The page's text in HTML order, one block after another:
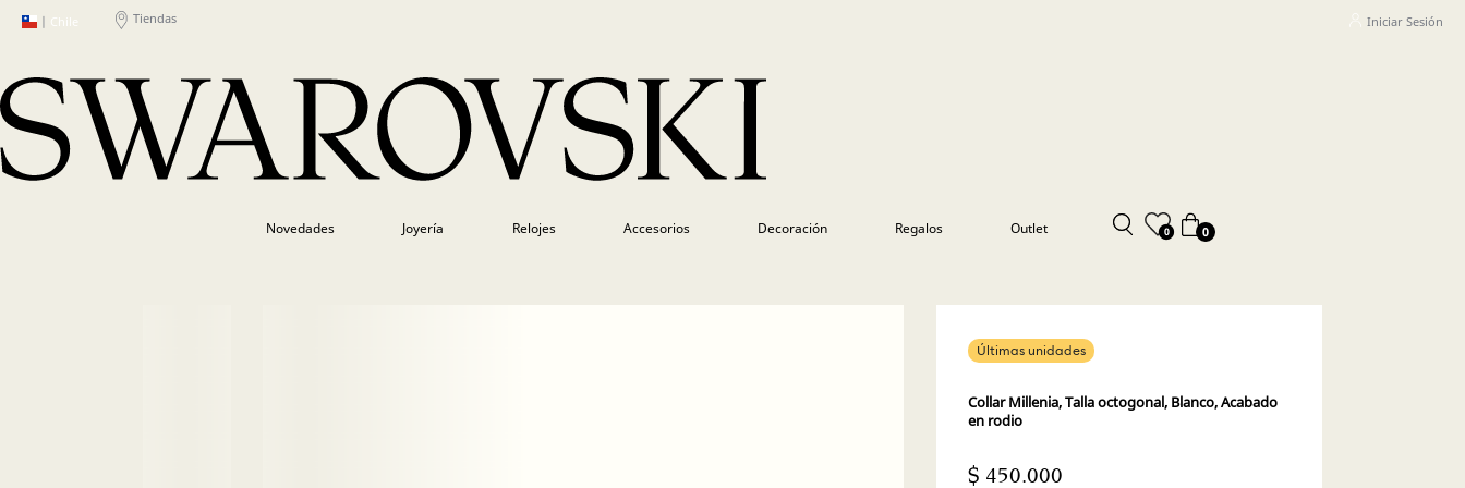
| Chile Tiendas Iniciar Sesión
Novedades Joyería Relojes Accesorios Decoración Regalos Outlet 0 0
Últimas unidades
Collar Millenia, Talla octogonal, Blanco, Acabado
en rodio
$ 450.000